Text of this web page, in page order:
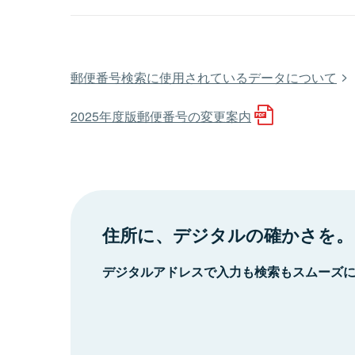
郵便番号検索に使用されているデータについて
2025年度版郵便番号の変更案内
住所に、デジタルの確かさを。
デジタルアドレスで入力も検索もスムーズ